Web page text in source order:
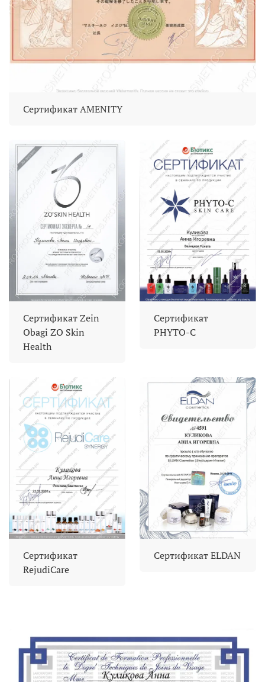
Сертификат AMENITY
Сертификат Zein
Obagi ZO Skin
Health
Сертификат
PHYTO-C
Сертификат
RejudiCare
Сертификат ELDAN